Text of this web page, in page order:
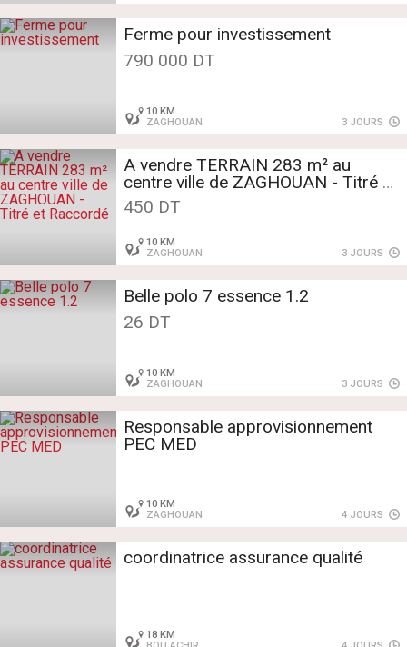
Ferme pour investissement
790 000 DT
10 KM
ZAGHOUAN
3 JOURS
A vendre TERRAIN 283 m² au
centre ville de ZAGHOUAN - Titré et
Raccordé
450 DT
10 KM
ZAGHOUAN
3 JOURS
Belle polo 7 essence 1.2
26 DT
10 KM
ZAGHOUAN
3 JOURS
Responsable approvisionnement
PEC MED
10 KM
ZAGHOUAN
4 JOURS
coordinatrice assurance qualité
18 KM